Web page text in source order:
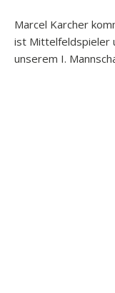
Marcel Karcher
ist Mittelfeldspieler
unserem I.